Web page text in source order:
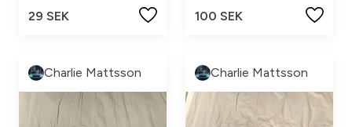
29 SEK
100 SEK
Charlie Mattsson Charlie Mattsson